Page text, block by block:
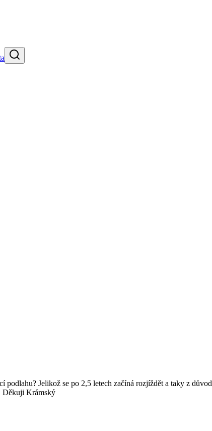
Jelikož se po 2,5 letech začíná rozjíždět a taky z
Děkuji Krámský